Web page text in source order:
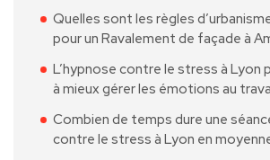
Quelles sont les règles
pour un Ravalement de façade à
L’hypnose contre le stress à Lyon
à mieux gérer les émotions au
Combien de temps dure une
contre le stress à Lyon en